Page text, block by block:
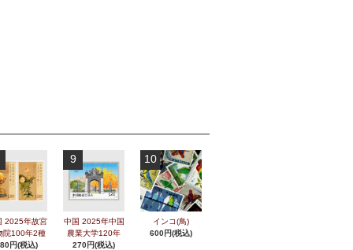
2025年故宮
院100年2種
円(税込)
9
中国 2025年中国
農業大学120年
270円(税込)
10
インコ(鳥)
600円(税込)